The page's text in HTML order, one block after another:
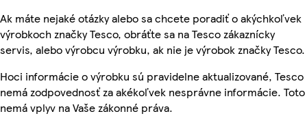
Ak máte nejaké otázky alebo sa chcete poradiť o akýchkoľvek
výrobkoch značky Tesco, obráťte sa na Tesco zákaznícky
servis, alebo výrobcu výrobku, ak nie je výrobok značky Tesco.
Hoci informácie o výrobku sú pravidelne aktualizované, Tesco
nemá zodpovednosť za akékoľvek nesprávne informácie. Toto
nemá vplyv na Vaše zákonné práva.